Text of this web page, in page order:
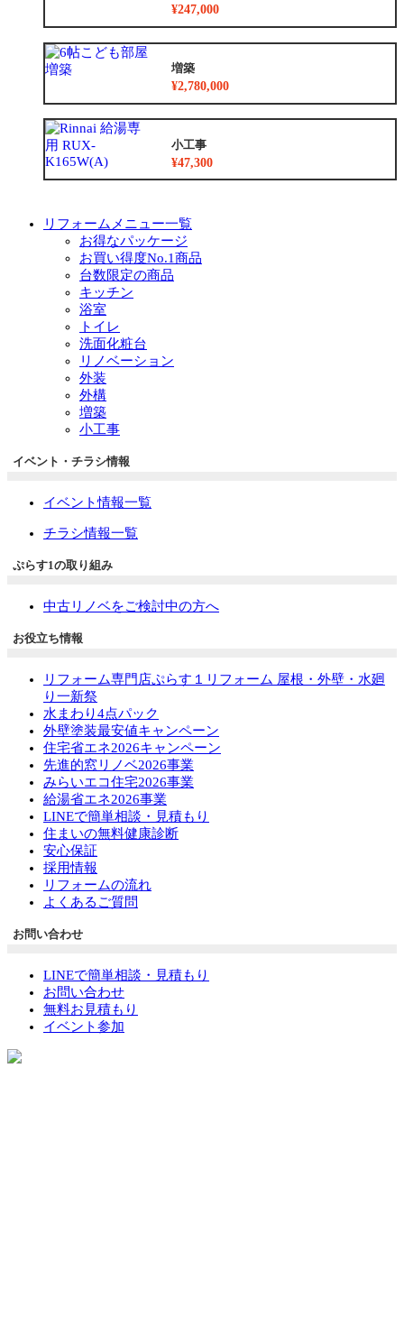
¥247,000
増築
¥2,780,000
小工事
¥47,300
リフォームメニュー一覧
お得なパッケージ
お買い得度No.1商品
台数限定の商品
キッチン
浴室
トイレ
洗面化粧台
リノベーション
外装
外構
増築
小工事
イベント・チラシ情報
イベント情報一覧
チラシ情報一覧
ぷらす1の取り組み
中古リノベをご検討中の方へ
お役立ち情報
リフォーム専門店ぷらす１リフォーム 屋根・外壁・水廻
り一新祭
水まわり4点パック
外壁塗装最安値キャンペーン
住宅省エネ2026キャンペーン
先進的窓リノベ2026事業
みらいエコ住宅2026事業
給湯省エネ2026事業
LINEで簡単相談・見積もり
住まいの無料健康診断
安心保証
採用情報
リフォームの流れ
よくあるご質問
お問い合わせ
LINEで簡単相談・見積もり
お問い合わせ
無料お見積もり
イベント参加